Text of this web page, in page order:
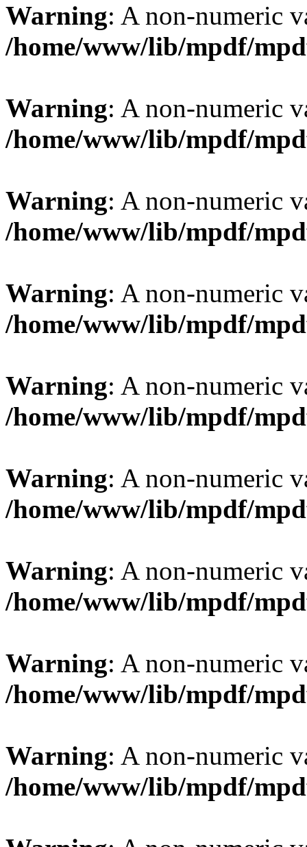
Warning: A non-numeric
/home/www/lib/mpdf/
Warning: A non-numeric
/home/www/lib/mpdf/
Warning: A non-numeric
/home/www/lib/mpdf/
Warning: A non-numeric
/home/www/lib/mpdf/
Warning: A non-numeric
/home/www/lib/mpdf/
Warning: A non-numeric
/home/www/lib/mpdf/
Warning: A non-numeric
/home/www/lib/mpdf/
Warning: A non-numeric
/home/www/lib/mpdf/
Warning: A non-numeric
/home/www/lib/mpdf/